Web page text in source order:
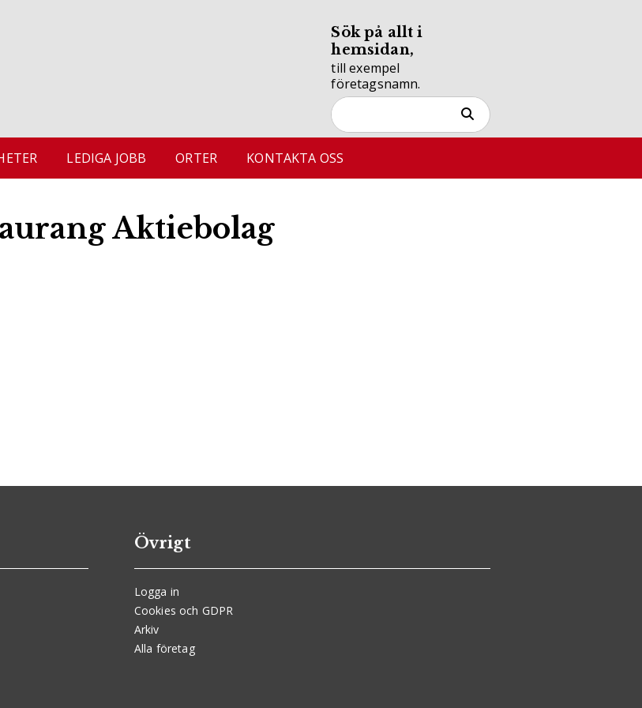
Sök på allt i
hemsidan,
till exempel
företagsnamn.
LEDIGA JOBB ORTER KONTAKTA OSS
Aktiebolag
Övrigt
Logga in
Cookies och GDPR
Arkiv
Alla företag